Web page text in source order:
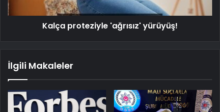
Kalça proteziyle 'ağrısız' yürüyüş!
İlgili Makaleler